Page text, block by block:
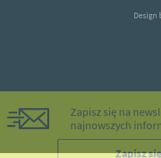
Zapisz się na
najnowszych
Zapisz
Design